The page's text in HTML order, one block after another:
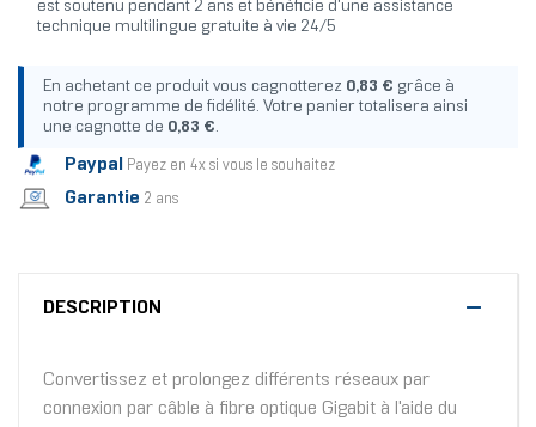
est soutenu pendant 2 ans et bénéficie d'une assistance
technique multilingue gratuite à vie 24/5
En achetant ce produit vous cagnotterez 0,83 € grâce à
notre programme de fidélité. Votre panier totalisera ainsi
une cagnotte de 0,83 €.
Paypal Payez en 4x si vous le souhaitez
Garantie 2 ans
DESCRIPTION
Convertissez et prolongez différents réseaux par
connexion par câble à fibre optique Gigabit à l'aide du